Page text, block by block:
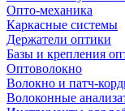
Опто-механика
Каркасные системы
Держатели оптики
Базы и крепления
Оптоволокно
Волокно и патч-
Волоконные